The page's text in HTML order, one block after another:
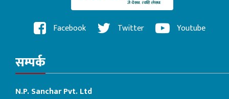
Facebook Twitter Youtube
सम्पर्क
N.P. Sanchar Pvt. Ltd